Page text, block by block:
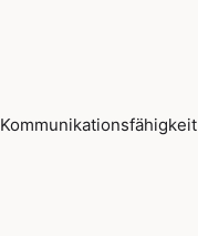
Kommunikationsfähigkeit